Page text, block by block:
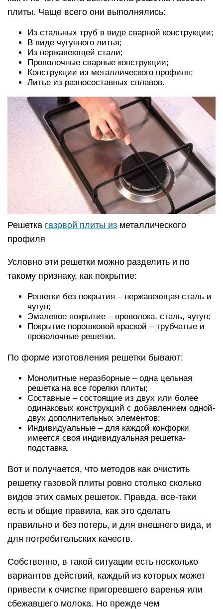
плиты. Чаще всего они выполнялись:
Из стальных труб в виде сварной конструкции;
В виде чугунного литья;
Из нержавеющей стали;
Проволочные сварные конструкции;
Конструкции из металлического профиля;
Литье из разносоставных сплавов.
Решетка газовой плиты из металлического
профиля
Условно эти решетки можно разделить и по
такому признаку, как покрытие:
Решетки без покрытия – нержавеющая сталь и
чугун;
Эмалевое покрытие – проволока, сталь, чугун;
Покрытие порошковой краской – трубчатые и
проволочные решетки.
По форме изготовления решетки бывают:
Монолитные неразборные – одна цельная
решетка на все горелки плиты;
Составные – состоящие из двух или более
одинаковых конструкций с добавлением одной-
двух дополнительных элементов;
Индивидуальные – для каждой конфорки
имеется своя индивидуальная решетка-
подставка.
Вот и получается, что методов как очистить
решетку газовой плиты ровно столько сколько
видов этих самых решеток. Правда, все-таки
есть и общие правила, как это сделать
правильно и без потерь, и для внешнего вида, и
для потребительских качеств.
Собственно, в такой ситуации есть несколько
вариантов действий, каждый из которых может
привести к очистке пригоревшего варенья или
сбежавшего молока. Но прежде чем